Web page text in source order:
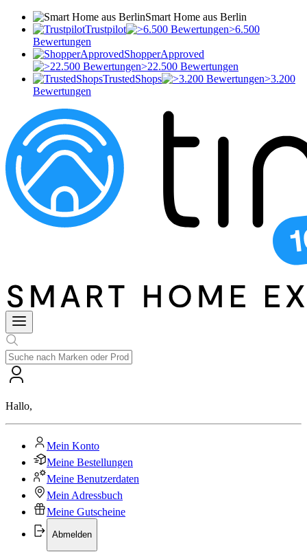
Smart Home aus Berlin
Trustpilot
>6.500
Bewertungen
ShopperApproved
>22.500 Bewertungen
TrustedShops
>3.200
Bewertungen
Hallo,
Mein Konto
Meine Bestellungen
Meine Benutzerdaten
Mein Adressbuch
Meine Gutscheine
Abmelden